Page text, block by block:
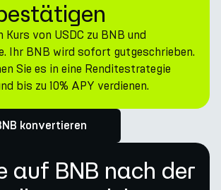
Kurs von USDC zu BNB und
Ihr BNB wird sofort gutgeschrieben.
Sie es in eine Renditestrategie
bis zu 10% APY verdienen.
konvertieren
auf BNB nach der